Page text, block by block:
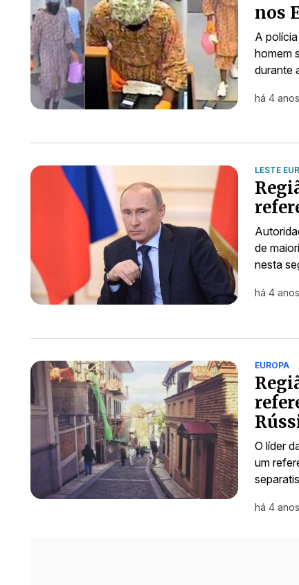
nos
A
homem
durante
há 4 anos
LESTE
de
nesta
há 4 anos
EUROPA
O líder
um
há 4 anos